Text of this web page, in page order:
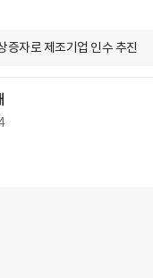
증자로 제조기업 인수 추진